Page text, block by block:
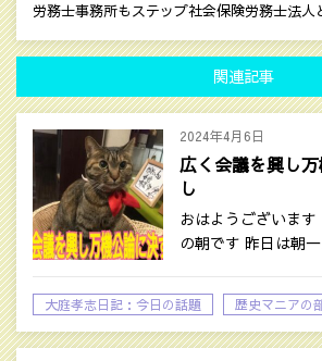
労務士事務所もステップ社会保険労務士法人
関連記事
2024年4月6日
広く会議を興し
し
おはようございま
の朝です 昨日は朝
大庭孝志日記：今日の話題 歴史マニアの